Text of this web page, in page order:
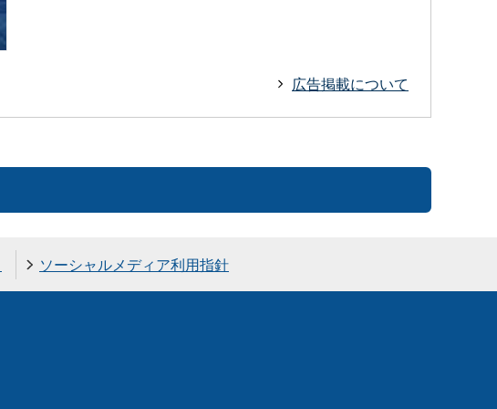
広告掲載について
ソーシャルメディア利用指針